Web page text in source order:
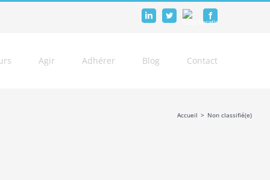
LinkedInTwitterSalesVocation
Agir Adhérer Blog Contact
Accueil > Non classifié(e)